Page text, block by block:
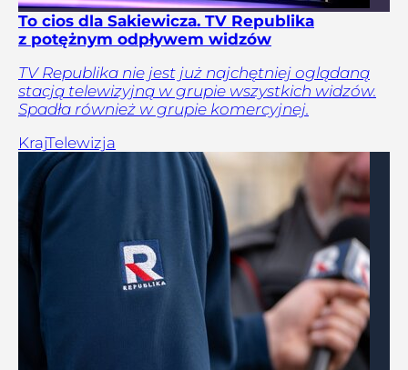
To cios dla Sakiewicza. TV Republika
z potężnym odpływem widzów
TV Republika nie jest już najchętniej oglądaną
stacją telewizyjną w grupie wszystkich widzów.
Spadła również w grupie komercyjnej.
KrajTelewizja